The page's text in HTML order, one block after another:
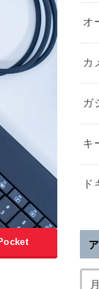
オ
カ
ガ
キ
ド